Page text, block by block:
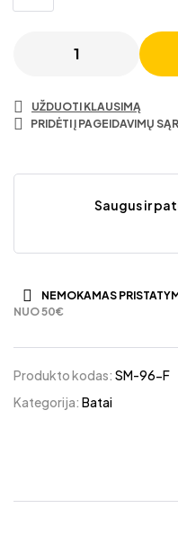
UŽDUOTI KLAUSIMĄ
PRIDĖTI Į PAGEIDAVIMŲ
Saugus ir
NEMOKAMAS
NUO 50€
Produkto kodas: SM-96-F
Kategorija: Batai